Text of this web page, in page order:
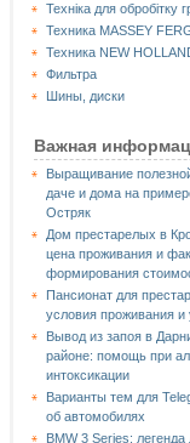
Техніка для обробітку
Техника MASSEY
Техника NEW
Фильтра
Шины, диски
Важная
Выращивание
даче и дома на
Остряк
Дом престарелых в
цена проживания и
формирования
Пансионат для
условия проживания и
Вывод из запоя в
районе: помощь при
интоксикации
Варианты тем для
об автомобилях
BMW 3 Series: легенда